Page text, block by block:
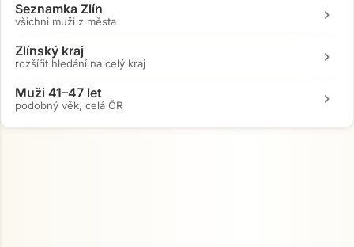
Seznamka Zlín
všichni muži z města chevron_right
Zlínský kraj
rozšířit hledání na celý kraj chevron_right
Muži 41–47 let
podobný věk, celá ČR chevron_right